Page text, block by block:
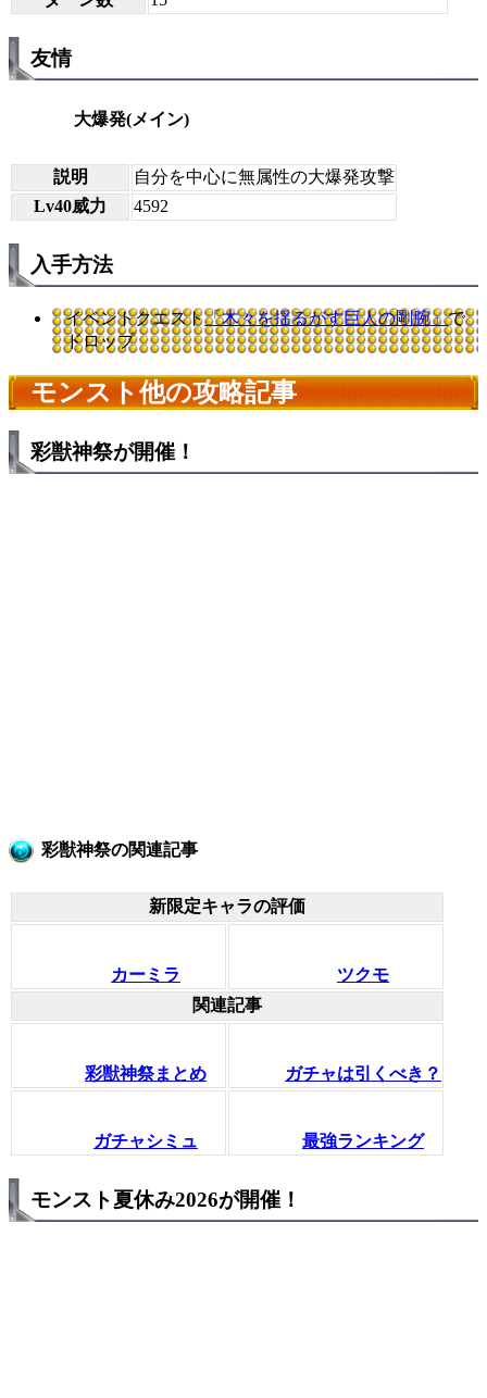
友情
大爆発(メイン)
説明
自分を中心に無属性の大爆発攻撃
Lv40威力
4592
入手方法
イベントクエスト「木々を揺るがす巨人の剛腕」で
ドロップ
モンスト他の攻略記事
彩獣神祭が開催！
彩獣神祭の関連記事
新限定キャラの評価
カーミラ
ツクモ
関連記事
彩獣神祭まとめ ガチャは引くべき？
ガチャシミュ 最強ランキング
モンスト夏休み2026が開催！